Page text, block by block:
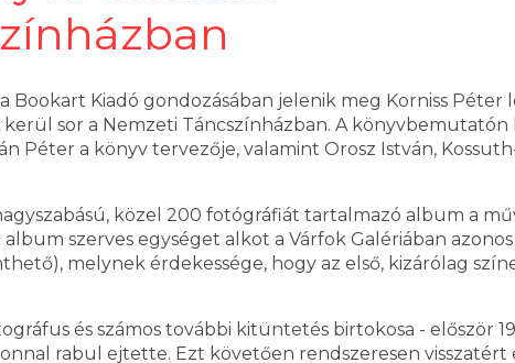
Bookart Kiadó gondozásában jelenik meg Korniss
sor a Nemzeti Táncszínházban. A
Péter a könyv tervezője, valamint Orosz István,
közel 200 fotógráfiát tartalmazó album a
szerves egységet alkot a Várfok Galériában
melynek érdekessége, hogy az első, kizárólag
és számos további kitüntetés birtokosa - először
rabul ejtette. Ezt követően rendszeresen